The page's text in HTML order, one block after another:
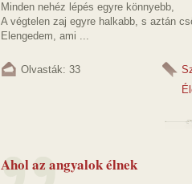
Minden nehéz lépés egyre könnyebb,
A végtelen zaj egyre halkabb, s aztán
Elengedem, ami ...
Olvasták: 33
Ahol az angyalok élnek